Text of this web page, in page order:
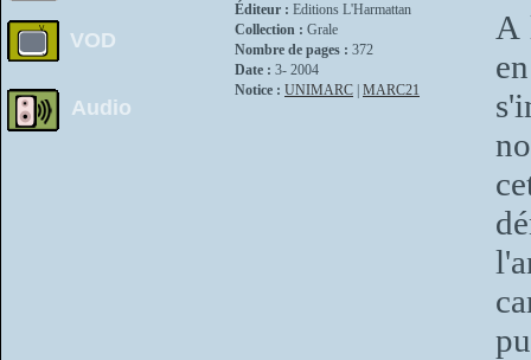
VOD
Audio
Éditeur : Editions L'Harmattan
Collection : Grale
Nombre de pages : 372
Date : 3- 2004
Notice : UNIMARC MARC21
A